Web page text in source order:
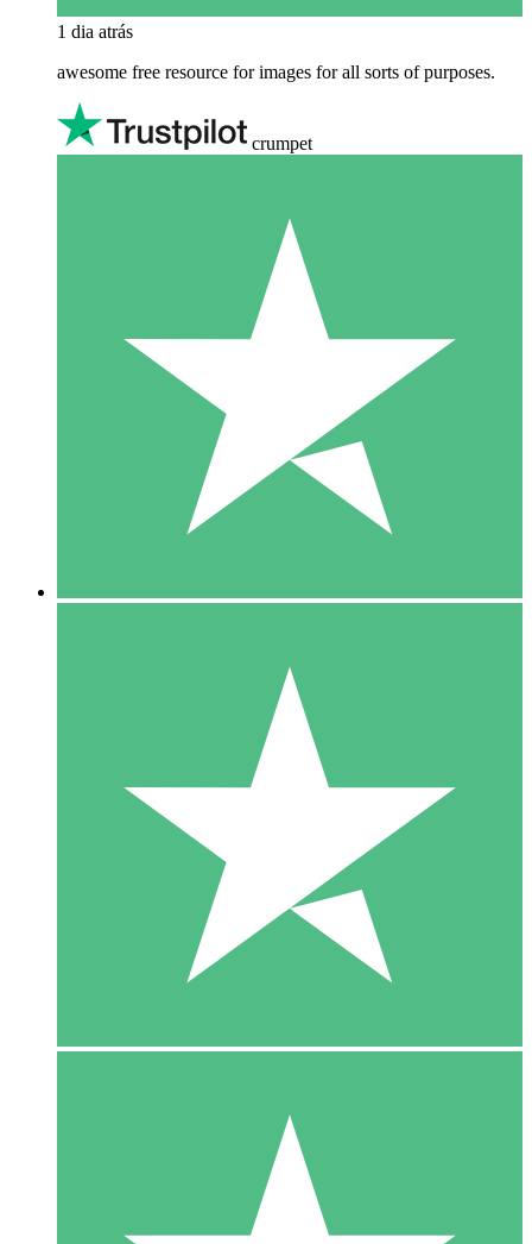
1 dia atrás
awesome free resource for images for all sorts of purposes.
crumpet